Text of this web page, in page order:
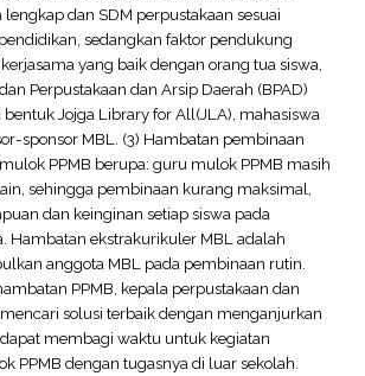
lengkap dan SDM perpustakaan sesuai
sedangkan faktor pendukung
yang baik dengan orang tua siswa,
Perpustakaan dan Arsip Daerah (BPAD)
Jojga Library for All(JLA), mahasiswa
sponsor MBL. (3) Hambatan pembinaan
PPMB berupa: guru mulok PPMB masih
sehingga pembinaan kurang maksimal,
dan keinginan setiap siswa pada
Hambatan ekstrakurikuler MBL adalah
anggota MBL pada pembinaan rutin.
PPMB, kepala perpustakaan dan
solusi terbaik dengan menganjurkan
membagi waktu untuk kegiatan
PPMB dengan tugasnya di luar sekolah.